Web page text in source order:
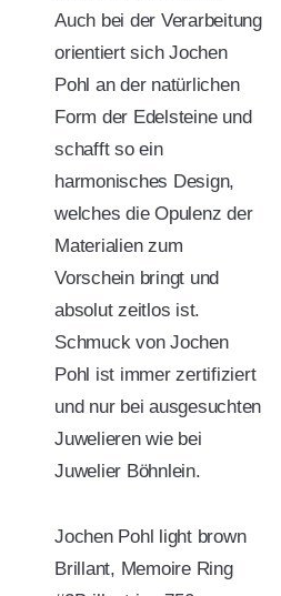
Auch bei der Verarbeitung
orientiert sich Jochen
Pohl an der natürlichen
Form der Edelsteine und
schafft so ein
harmonisches Design,
welches die Opulenz der
Materialien zum
Vorschein bringt und
absolut zeitlos ist.
Schmuck von Jochen
Pohl ist immer zertifiziert
und nur bei ausgesuchten
Juwelieren wie bei
Juwelier Böhnlein.
Jochen Pohl light brown
Brillant, Memoire Ring